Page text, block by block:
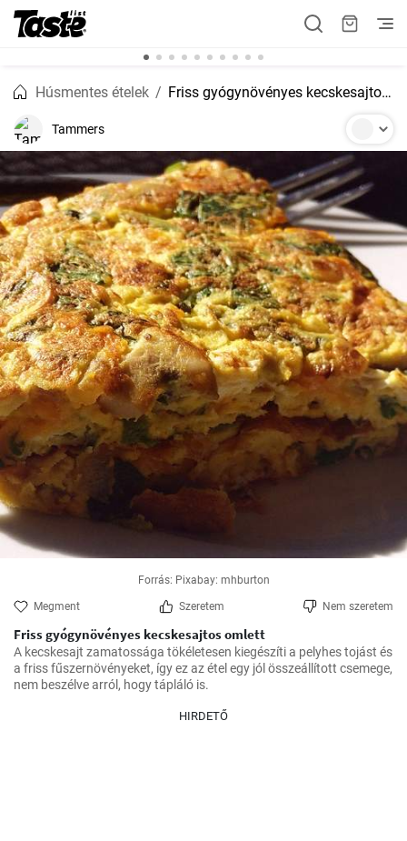
Húsmentes ételek Friss gyógynövényes kecskesajtos omlett
Tammers
Forrás: Pixabay: mhburton
Megment Szeretem Nem szeretem
Friss gyógynövényes kecskesajtos omlett
A kecskesajt zamatossága tökéletesen kiegészíti a pelyhes tojást és
a friss fűszernövényeket, így ez az étel egy jól összeállított csemege,
nem beszélve arról, hogy tápláló is.
HIRDETŐ